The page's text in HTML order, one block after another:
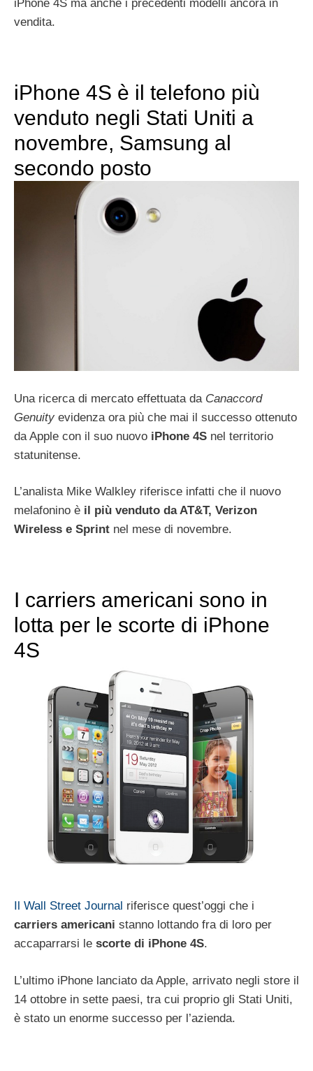
iPhone 4S ma anche i precedenti modelli ancora in
vendita.
iPhone 4S è il telefono più
venduto negli Stati Uniti a
novembre, Samsung al
secondo posto
Una ricerca di mercato effettuata da Canaccord
Genuity evidenza ora più che mai il successo ottenuto
da Apple con il suo nuovo iPhone 4S nel territorio
statunitense.
L’analista Mike Walkley riferisce infatti che il nuovo
melafonino è il più venduto da AT&T, Verizon
Wireless e Sprint nel mese di novembre.
I carriers americani sono in
lotta per le scorte di iPhone
4S
Il Wall Street Journal riferisce quest’oggi che i
carriers americani stanno lottando fra di loro per
accaparrarsi le scorte di iPhone 4S.
L’ultimo iPhone lanciato da Apple, arrivato negli store il
14 ottobre in sette paesi, tra cui proprio gli Stati Uniti,
è stato un enorme successo per l’azienda.